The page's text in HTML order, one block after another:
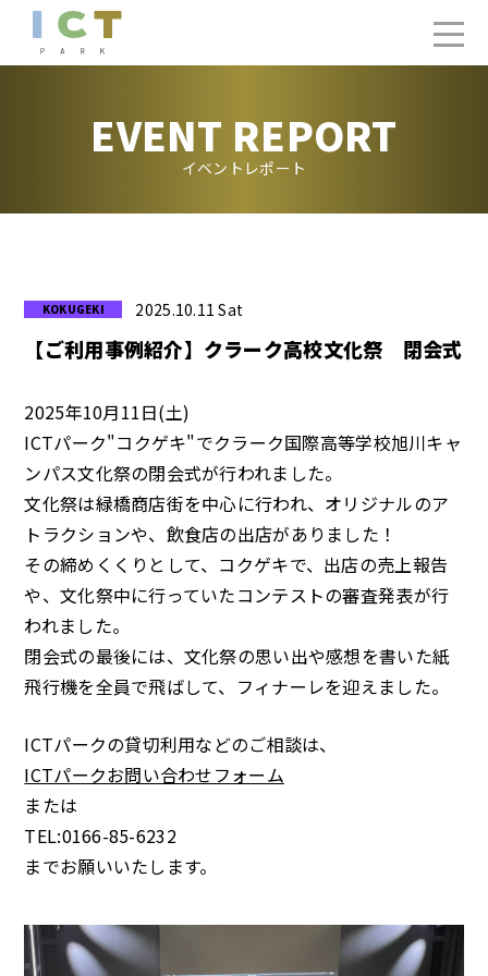
EVENT REPORT
イベントレポート
2025.10.11 Sat
【ご利用事例紹介】クラーク高校文化祭 閉会式
2025年10月11日(土)
ICTパーク"コクゲキ"でクラーク国際高等学校旭川キャ
ンパス文化祭の閉会式が行われました。
文化祭は緑橋商店街を中心に行われ、オリジナルのア
トラクションや、飲食店の出店がありました！
その締めくくりとして、コクゲキで、出店の売上報告
や、文化祭中に行っていたコンテストの審査発表が行
われました。
閉会式の最後には、文化祭の思い出や感想を書いた紙
飛行機を全員で飛ばして、フィナーレを迎えました。
ICTパークの貸切利用などのご相談は、
ICTパークお問い合わせフォーム
または
TEL:0166-85-6232
までお願いいたします。